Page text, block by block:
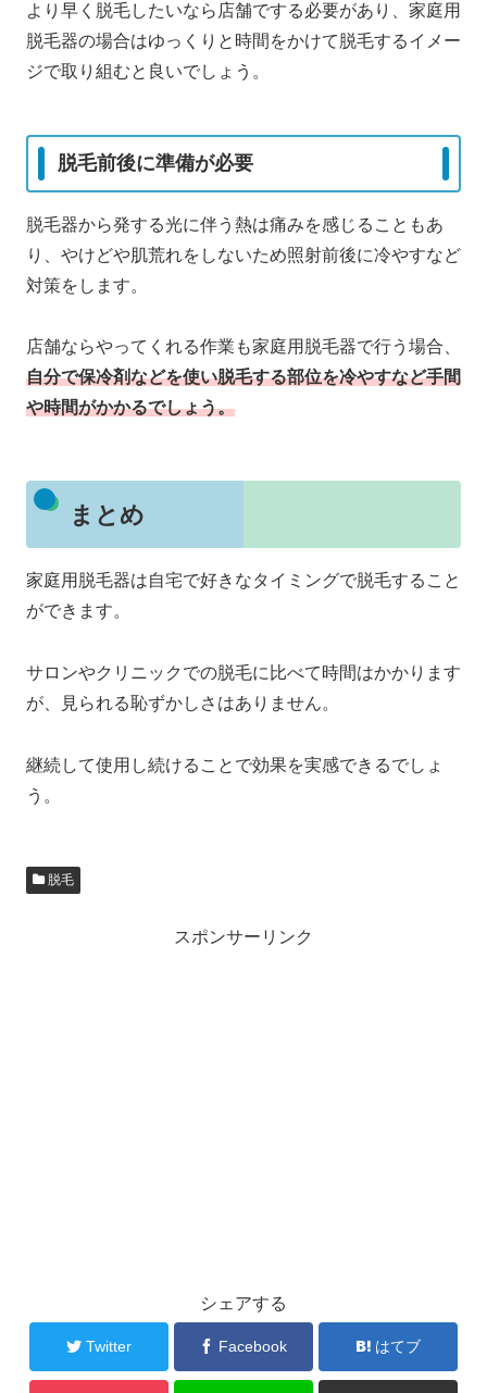
より早く脱毛したいなら店舗でする必要があり、家庭用
脱毛器の場合はゆっくりと時間をかけて脱毛するイメー
ジで取り組むと良いでしょう。
脱毛前後に準備が必要
脱毛器から発する光に伴う熱は痛みを感じることもあ
り、やけどや肌荒れをしないため照射前後に冷やすなど
対策をします。
店舗ならやってくれる作業も家庭用脱毛器で行う場合、
自分で保冷剤などを使い脱毛する部位を冷やすなど手間
や時間がかかるでしょう。
まとめ
家庭用脱毛器は自宅で好きなタイミングで脱毛すること
ができます。
サロンやクリニックでの脱毛に比べて時間はかかります
が、見られる恥ずかしさはありません。
継続して使用し続けることで効果を実感できるでしょ
う。
脱毛
スポンサーリンク
シェアする
Twitter Facebook はてブ